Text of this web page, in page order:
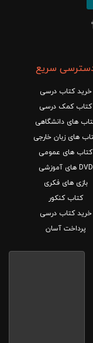
سریع
خرید کتاب درسی
کتاب کمک درسی
های دانشگاهی
های زبان خارجی
کتاب های عمومی
DVD های آموزشی
بازی های فکری
کتاب کنکور
خرید کتاب درسی
پرداخت آسان